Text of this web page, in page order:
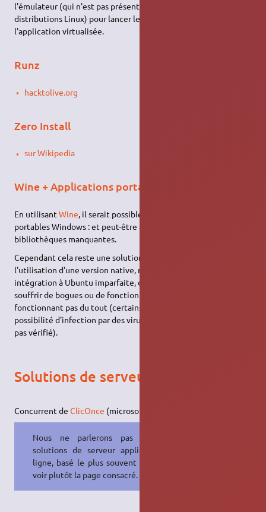
l'émulateur (qui n'est pas présent par défaut sur les
distributions Linux) pour lancer le "logiciel portable" /
l'application virtualisée.
Runz
hacktolive.org
Zero Install
sur Wikipedia
Wine + Applications portables Windows
En utilisantWine, il serait possible d'émuler les applications
portables Windows : et peut-être avec moins de problèmes de
bibliothèques manquantes.
Cependant cela reste une solution insatisfaisante au regard de
l'utilisation d'une version native, notons par exemple une
intégration à Ubuntu imparfaite, des applications qui peuvent
souffrir de bogues ou de fonctionnalités inopérantes, voire ne
fonctionnant pas du tout (certains mentionnent également la
possibilité d'infection par des virus Windows, mais ceci n'est
pas vérifié).
Solutions de serveur applicatif
Concurrent deClicOnce (microsoft) ou
Nous ne parlerons pas ici des
solutions de serveur applicatif en
ligne, basé le plus souvent sur java,
voir plutôt la page consacré. Merci.